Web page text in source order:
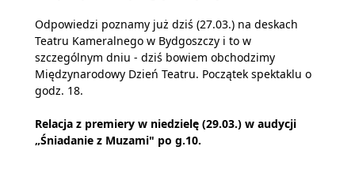
Odpowiedzi poznamy już dziś (27.03.) na deskach
Teatru Kameralnego w Bydgoszczy i to w
szczególnym dniu - dziś bowiem obchodzimy
Międzynarodowy Dzień Teatru. Początek spektaklu o
godz. 18.
Relacja z premiery w niedzielę (29.03.) w audycji
„Śniadanie z Muzami" po g.10.